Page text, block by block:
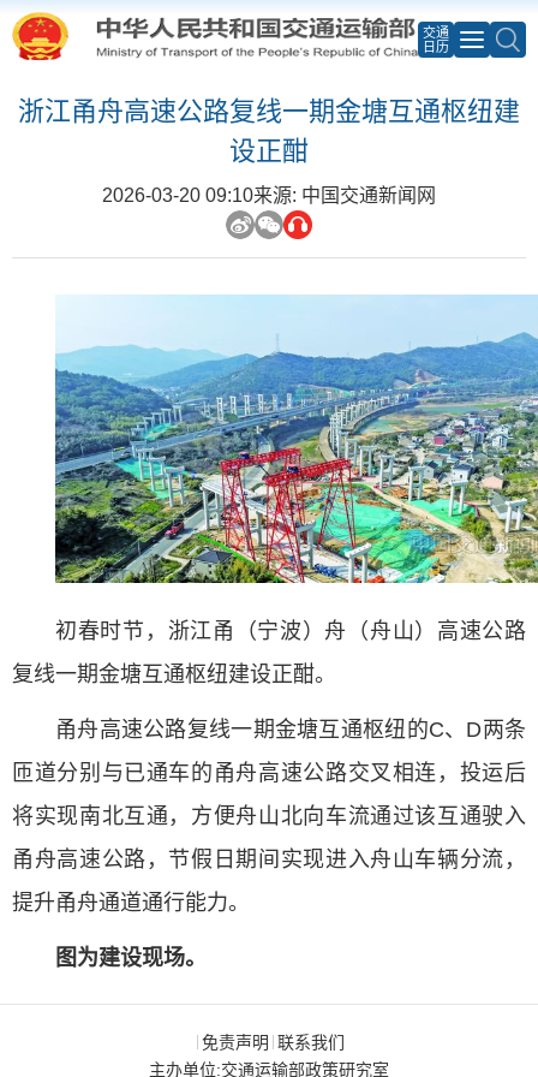
交通
日历
浙江甬舟高速公路复线一期金塘互通枢纽建
设正酣
2026-03-20 09:10来源: 中国交通新闻网
初春时节，浙江甬（宁波）舟（舟山）高速公路
复线一期金塘互通枢纽建设正酣。
甬舟高速公路复线一期金塘互通枢纽的C、D两条
匝道分别与已通车的甬舟高速公路交叉相连，投运后
将实现南北互通，方便舟山北向车流通过该互通驶入
甬舟高速公路，节假日期间实现进入舟山车辆分流，
提升甬舟通道通行能力。
图为建设现场。
免责声明 联系我们
主办单位:交通运输部政策研究室